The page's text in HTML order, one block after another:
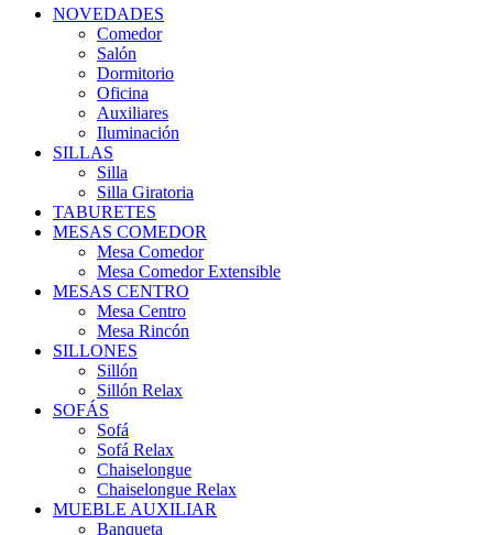
NOVEDADES
Comedor
Salón
Dormitorio
Oficina
Auxiliares
Iluminación
SILLAS
Silla
Silla Giratoria
TABURETES
MESAS COMEDOR
Mesa Comedor
Mesa Comedor Extensible
MESAS CENTRO
Mesa Centro
Mesa Rincón
SILLONES
Sillón
Sillón Relax
SOFÁS
Sofá
Sofá Relax
Chaiselongue
Chaiselongue Relax
MUEBLE AUXILIAR
Banqueta